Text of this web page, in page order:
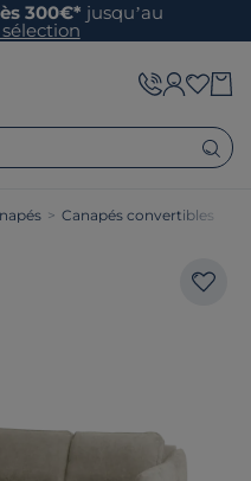
300€* jusqu’au
> Canapés convertibles